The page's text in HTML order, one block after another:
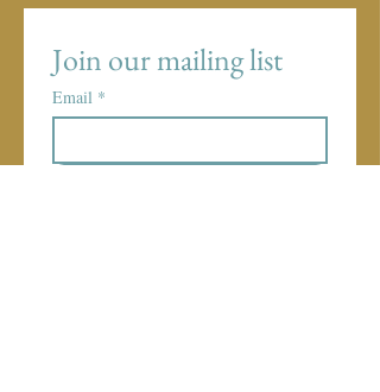
Join our mailing list
Email *